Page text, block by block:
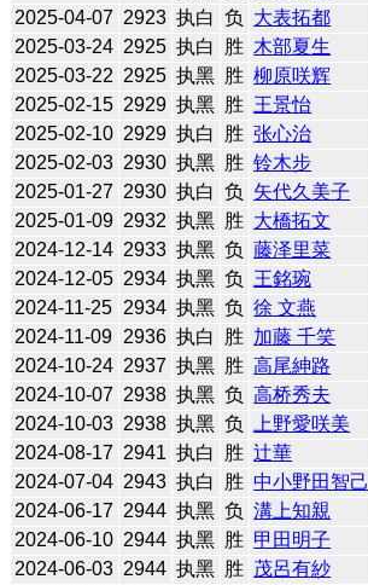
2025-04-07 2923 执白 负 大表拓都
2025-03-24 2925 执白 胜 木部夏生
2025-03-22 2925 执黑 胜 柳原咲辉
2025-02-15 2929 执黑 胜 王景怡
2025-02-10 2929 执白 胜 张心治
2025-02-03 2930 执黑 胜 铃木步
2025-01-27 2930 执白 负 矢代久美子
2025-01-09 2932 执黑 胜 大橋拓文
2024-12-14 2933 执黑 负 藤泽里菜
2024-12-05 2934 执黑 负 王銘琬
2024-11-25 2934 执黑 负 徐 文燕
2024-11-09 2936 执白 胜 加藤 千笑
2024-10-24 2937 执黑 胜 高尾紳路
2024-10-07 2938 执黑 负 高桥秀夫
2024-10-03 2938 执黑 负 上野愛咲美
2024-08-17 2941 执白 胜 辻華
2024-07-04 2943 执白 胜 中小野田智己
2024-06-17 2944 执黑 负 溝上知親
2024-06-10 2944 执黑 胜 甲田明子
2024-06-03 2944 执黑 胜 茂呂有紗